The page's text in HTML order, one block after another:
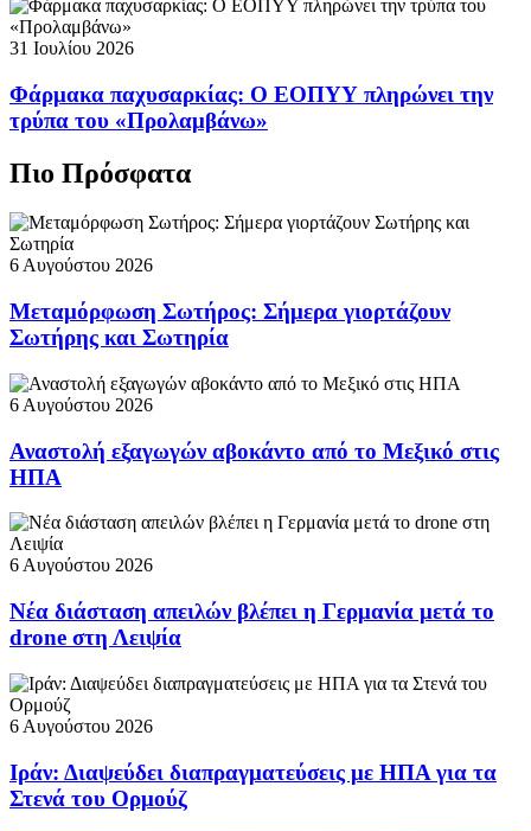
31 Ιουλίου 2026
Φάρμακα παχυσαρκίας: Ο ΕΟΠΥΥ πληρώνει την
τρύπα του «Προλαμβάνω»
Πιο Πρόσφατα
6 Αυγούστου 2026
Μεταμόρφωση Σωτήρος: Σήμερα γιορτάζουν
Σωτήρης και Σωτηρία
6 Αυγούστου 2026
Αναστολή εξαγωγών αβοκάντο από το Μεξικό στις
ΗΠΑ
6 Αυγούστου 2026
Νέα διάσταση απειλών βλέπει η Γερμανία μετά το
drone στη Λειψία
6 Αυγούστου 2026
Ιράν: Διαψεύδει διαπραγματεύσεις με ΗΠΑ για τα
Στενά του Ορμούζ